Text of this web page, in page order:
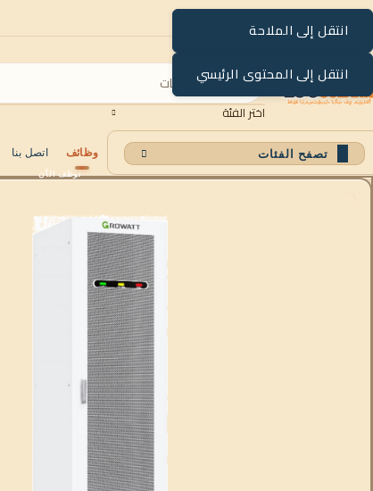
انتقل إلى الملاحة
انتقل إلى المحتوى الرئيسي
اختر الفئة
تصفح الفئات اتصل بنا وظائف